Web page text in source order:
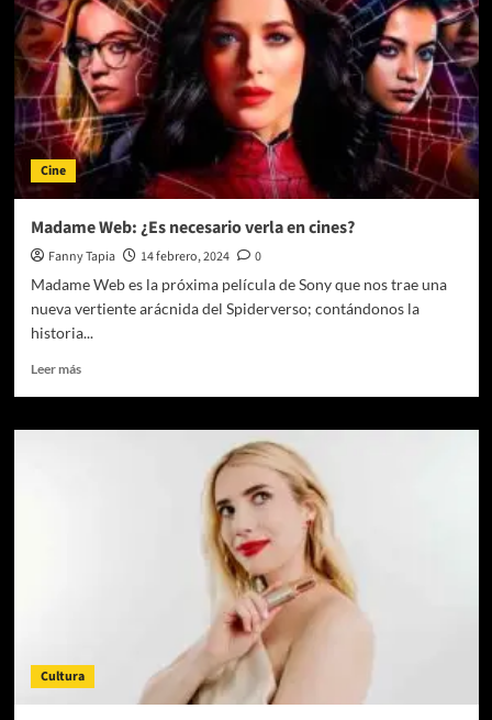
Cine
Madame Web: ¿Es necesario verla en cines?
Fanny Tapia 14 febrero, 2024
0
Madame Web es la próxima película de Sony que nos trae una
nueva vertiente arácnida del Spiderverso; contándonos la
historia...
Leer másLeer
Madame
Cultura